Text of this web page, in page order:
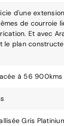
d'une
de courroie
Et avec
le plan
à 56
Gris